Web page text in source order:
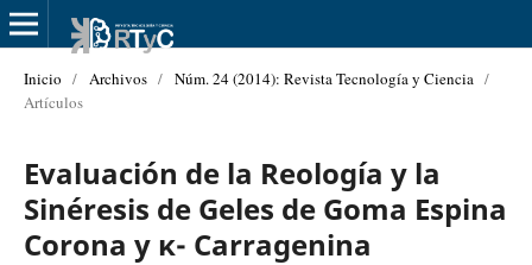
Inicio / Archivos / Núm. 24 (2014): Revista Tecnología y Ciencia /
Artículos
Evaluación de la Reología y la
Sinéresis de Geles de Goma Espina
Corona y κ- Carragenina